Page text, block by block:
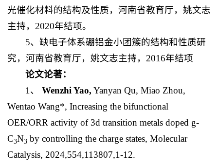
光催化材料的结构及性质，河南省教育厅，姚文志
主持，2020年结项。
5、缺电子体系硼铝金小团簇的结构和性质研
究，河南省教育厅，姚文志主持，2016年结项
论文论著：
1、
WenzhiYao, Yanyan Qu, Miao Zhou,
Wentao Wang*, Increasing the bifunctional
OER/ORR activity of 3d transition metals doped g-
C3N3 by controlling the charge states, Molecular
Catalysis, 2024,554,113807,1-12.